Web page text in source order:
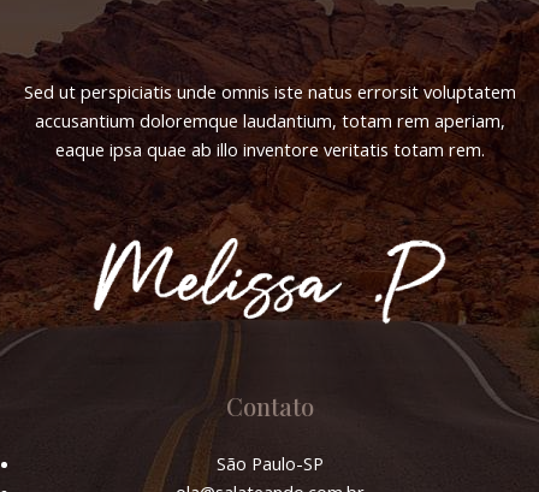
Sed ut perspiciatis unde omnis iste natus errorsit voluptatem
accusantium doloremque laudantium, totam rem aperiam,
eaque ipsa quae ab illo inventore veritatis totam rem.
Contato
São Paulo-SP